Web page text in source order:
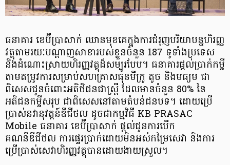
ធនាគារ ខេប៊ីប្រាសាក់ ឈានមុខគេក្នុងការជំរុញបរិយាបន្នហិរញ្ញ
វត្ថុតាមរយៈបណ្ដាញសាខារបស់ខ្លួនចំនួន 187 ទូទាំងប្រទេស
និងដំណោះស្រាយហិរញ្ញវត្ថុដ៏សម្បូរបែប។ ធនាគារផ្តល់ប្រាក់កម្ចី
តាមតម្រូវការសម្រាប់សហគ្រាសធុនមីក្រូ តូច និងមធ្យម ជា
ពិសេសជូនចំពោះអតិថិជនជាស្ត្រី ដែលមានចំនួន 80% នៃ
អតិជនកម្ចីសរុប ជាពិសេសនៅតាមតំបន់ជនបទ។ ដោយប្រើ
ប្រាស់នវានុវត្តន៍ឌីជីថល ដូចជាកម្មវិធី KB PRASAC
Mobile ធនាគារ ខេប៊ីប្រាសាក់ ផ្ដល់ជូនការបើក
គណនីឌីជីថល ការផ្ទេរប្រាក់ដោយមិនអស់កម្រៃសេវា និងការ
ប្រើប្រាស់សេវាហិរញ្ញវត្ថុបានដោយងាយស្រួល។